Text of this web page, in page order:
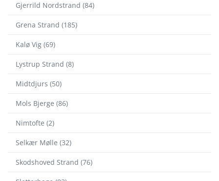
Gjerrild Nordstrand (84)
Grena Strand (185)
Kalø Vig (69)
Lystrup Strand (8)
Midtdjurs (50)
Mols Bjerge (86)
Nimtofte (2)
Selkær Mølle (32)
Skodshoved Strand (76)